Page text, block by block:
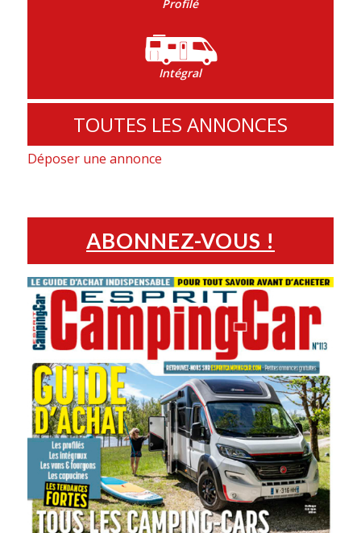
Profilé
Intégral
TOUTES LES ANNONCES
Déposer une annonce
ABONNEZ-VOUS !